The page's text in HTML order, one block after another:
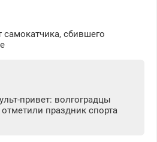
сбившего
волгоградцы
праздник спорта